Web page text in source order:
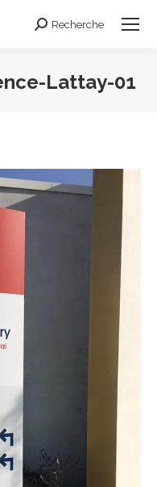
Search:
Recherche
Lattay-01